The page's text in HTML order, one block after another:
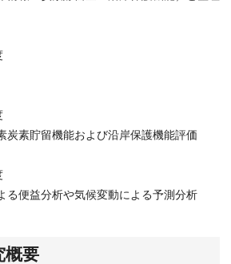
炭素貯留機能および沿岸保護機能評価
る便益分析や気候変動による予測分析
概要